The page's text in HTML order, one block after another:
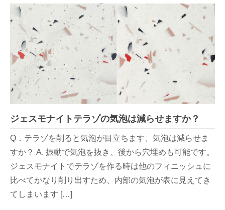
ジェスモナイトテラゾの気泡は減らせますか？
Q．テラゾを削ると気泡が目立ちます、気泡は減らせま
すか？ A. 振動で気泡を抜き、後から穴埋めも可能です。
ジェスモナイトでテラゾを作る時は他のフィニッシュに
比べてかなり削り出すため、内部の気泡が表に見えてき
てしまいます […]